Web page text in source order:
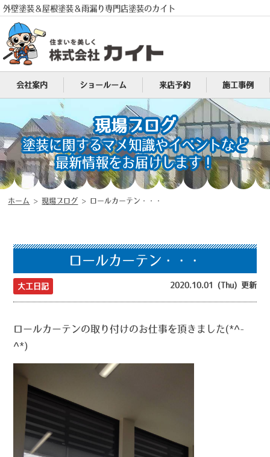
外壁塗装＆屋根塗装＆雨漏り専門店塗装のカイト
電話
会社案内 ショールーム 来店予約 施工事例
現場ブログ
塗装に関するマメ知識やイベントなど
最新情報をお届けします！
ホーム >現場ブログ > ロールカーテン・・・
ロールカーテン・・・
大工日記 2020.10.01 (Thu) 更新
ロールカーテンの取り付けのお仕事を頂きました(*^-
^*)